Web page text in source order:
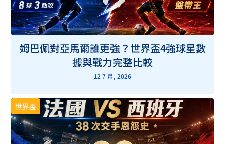
姆巴佩對亞馬爾誰更強？世界盃4強球星數
據與戰力完整比較
12 7 月, 2026
世界盃